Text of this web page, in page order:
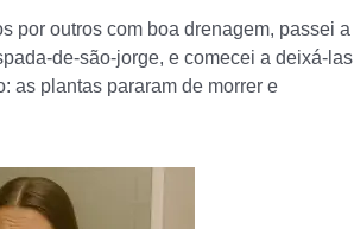
por outros com boa drenagem, passei a
de-são-jorge, e comecei a deixá-las
as plantas pararam de morrer e